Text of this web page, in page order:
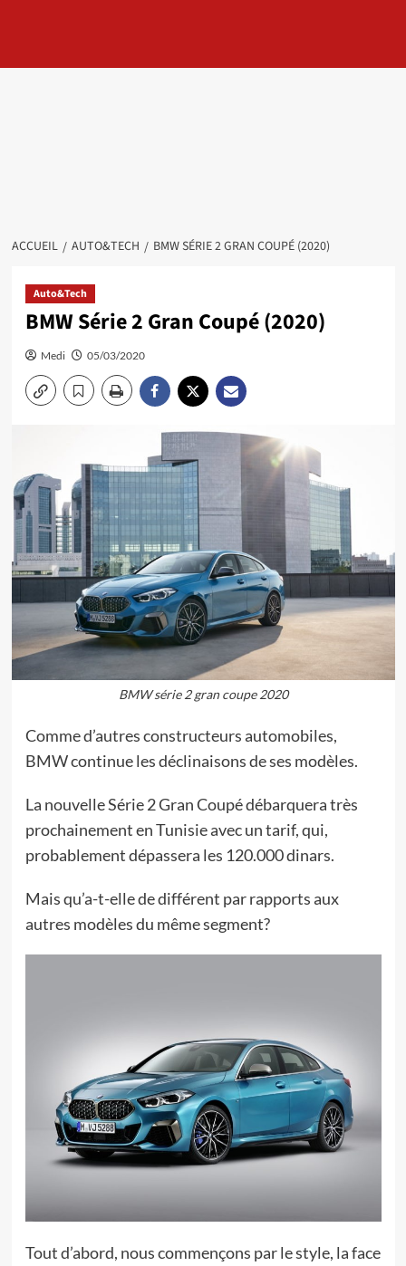
ACCUEIL AUTO&TECH BMW SÉRIE 2 GRAN COUPÉ (2020)
Auto&Tech
BMW Série 2 Gran Coupé (2020)
Medi 05/03/2020
BMW série 2 gran coupe 2020
Comme d’autres constructeurs automobiles,
BMW continue les déclinaisons de ses modèles.
La nouvelle Série 2 Gran Coupé débarquera très
prochainement en Tunisie avec un tarif, qui,
probablement dépassera les 120.000 dinars.
Mais qu’a-t-elle de différent par rapports aux
autres modèles du même segment?
Tout d’abord, nous commençons par le style, la face